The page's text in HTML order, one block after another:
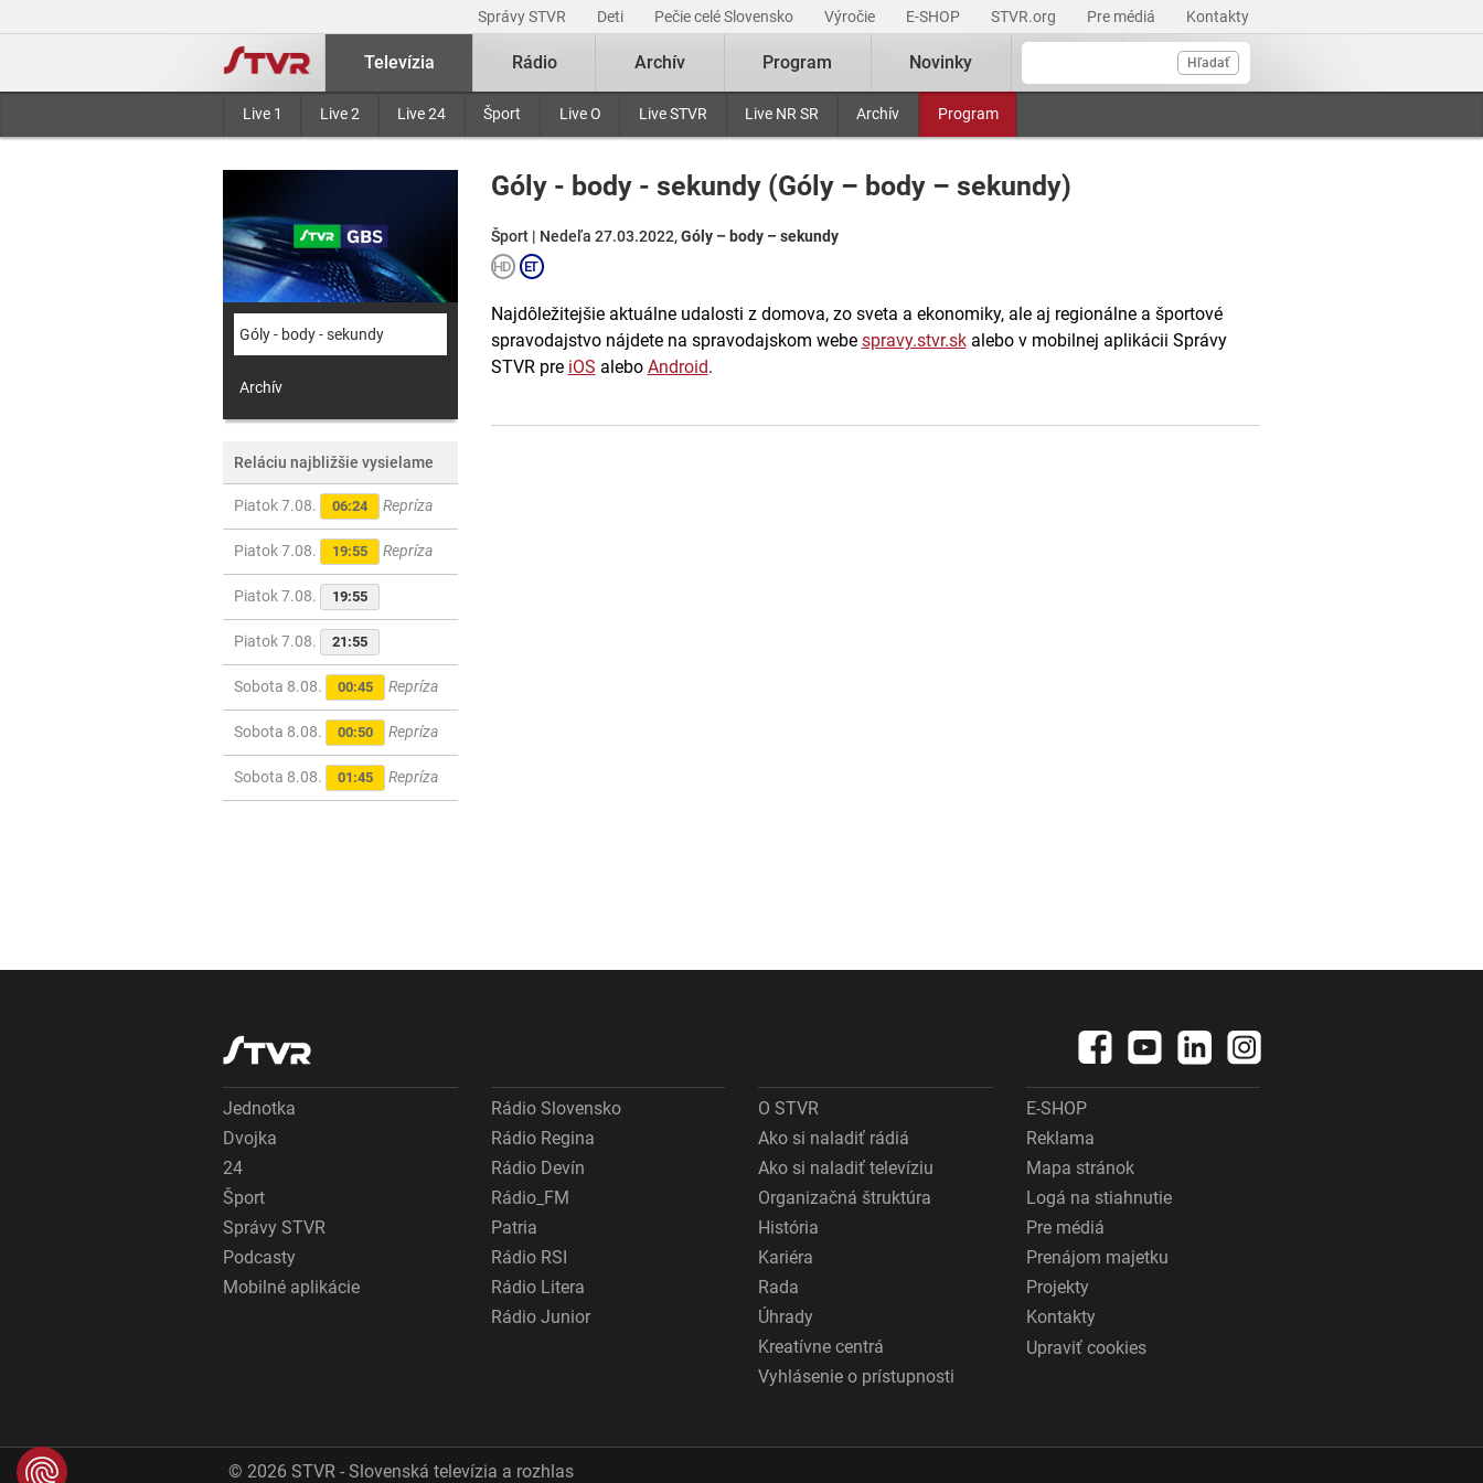
Správy STVR Deti Pečie celé Slovensko Výročie E-SHOP STVR.org Pre médiá Kontakty
Hľadať
Televízia
Live 1 Live 2 Live 24 Šport Live O Live STVR Live NR SR Archív Program
Rádio Archív Program Novinky
Góly - body - sekundy
Archív
Reláciu najbližšie vysielame
Piatok 7.08. 06:24 Repríza
Piatok 7.08. 19:55 Repríza
Piatok 7.08. 19:55
Piatok 7.08. 21:55
Sobota 8.08. 00:45 Repríza
Sobota 8.08. 00:50 Repríza
Sobota 8.08. 01:45 Repríza
Góly - body - sekundy (Góly – body – sekundy)
Šport | Nedeľa 27.03.2022,Góly – body – sekundy
Najdôležitejšie aktuálne udalosti z domova, zo sveta a ekonomiky, ale aj regionálne a športové
spravodajstvo nájdete na spravodajskom webe spravy.stvr.skalebo v mobilnej aplikácii Správy
STVR pre iOS alebo Android.
Jednotka
Dvojka
24
Šport
Správy STVR
Podcasty
Mobilné aplikácie
Rádio Slovensko
Rádio Regina
Rádio Devín
Rádio_FM
Patria
Rádio RSI
Rádio Litera
Rádio Junior
O STVR
Ako si naladiť rádiá
Ako si naladiť televíziu
Organizačná štruktúra
História
Kariéra
Rada
Úhrady
Kreatívne centrá
Vyhlásenie o prístupnosti
E-SHOP
Reklama
Mapa stránok
Logá na stiahnutie
Pre médiá
Prenájom majetku
Projekty
Kontakty
Upraviť cookies
© 2026 STVR - Slovenská televízia a rozhlas